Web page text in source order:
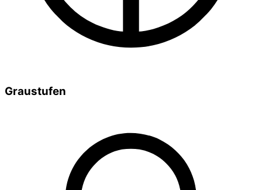
Graustufen